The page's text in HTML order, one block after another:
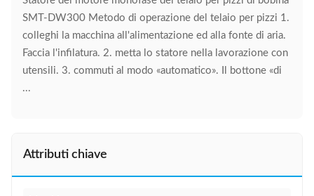
SMT-DW300 Metodo di operazione del telaio per pizzi 1.
colleghi la macchina all'alimentazione ed alla fonte di aria.
Faccia l'infilatura. 2. metta lo statore nella lavorazione con
utensili. 3. commuti al modo «automatico». Il bottone «di
...
Attributi chiave